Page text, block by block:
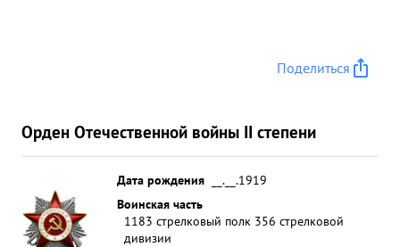
Поделиться
Орден Отечественной войны II степени
Дата рождения
__.__.1919
Воинская часть
1183 стрелковый полк 356 стрелковой
дивизии